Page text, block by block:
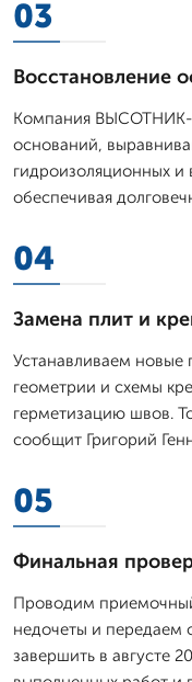
03
Восстановление
Компания ВЫСОТНИК-
оснований,
гидроизоляционных
обеспечивая
04
Замена плит и
Устанавливаем новые
геометрии и схемы
герметизацию швов.
сообщит Григорий
05
Финальная
Проводим
недочеты и передаем
завершить в августе